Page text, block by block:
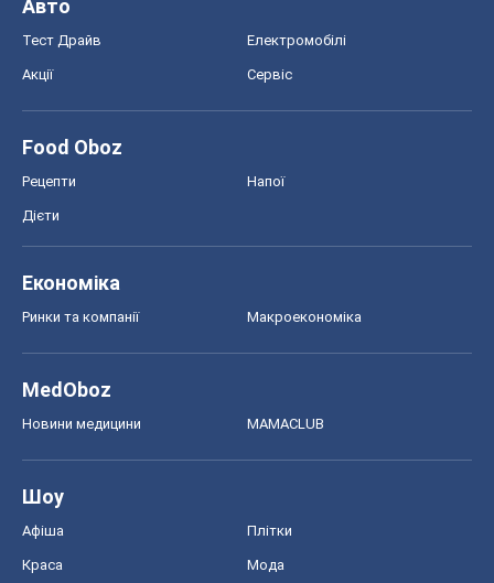
Авто
Тест Драйв Електромобілі
Акції Сервіс
Food Oboz
Рецепти Напої
Дієти
Економіка
Ринки та компанії Макроекономіка
MedOboz
Новини медицини MAMACLUB
Шоу
Афіша Плітки
Краса Мода